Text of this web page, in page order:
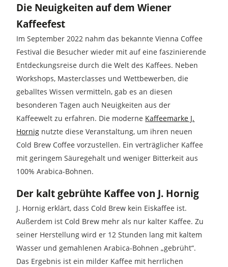
Die Neuigkeiten auf dem Wiener
Kaffeefest
Im September 2022 nahm das bekannte Vienna Coffee
Festival die Besucher wieder mit auf eine faszinierende
Entdeckungsreise durch die Welt des Kaffees. Neben
Workshops, Masterclasses und Wettbewerben, die
geballtes Wissen vermitteln, gab es an diesen
besonderen Tagen auch Neuigkeiten aus der
Kaffeewelt zu erfahren. Die moderne Kaffeemarke J.
Hornig nutzte diese Veranstaltung, um ihren neuen
Cold Brew Coffee vorzustellen. Ein verträglicher Kaffee
mit geringem Säuregehalt und weniger Bitterkeit aus
100% Arabica-Bohnen.
Der kalt gebrühte Kaffee von J. Hornig
J. Hornig erklärt, dass Cold Brew kein Eiskaffee ist.
Außerdem ist Cold Brew mehr als nur kalter Kaffee. Zu
seiner Herstellung wird er 12 Stunden lang mit kaltem
Wasser und gemahlenen Arabica-Bohnen „gebrüht“.
Das Ergebnis ist ein milder Kaffee mit herrlichen